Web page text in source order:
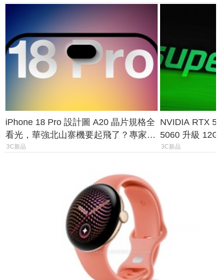
iPhone 18 Pro 設計圖 A20 晶片規格全
看光，華強北山寨機要起飛了？專家曝
山寨機無法復刻兩大關鍵
3C新品
NVIDIA RTX
5060 升級
次規格終於不
3C新品